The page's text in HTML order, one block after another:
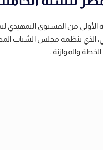
الأولى من المستوى التمهيدي
الذي ينظمه مجلس الشباب
والموازنة...